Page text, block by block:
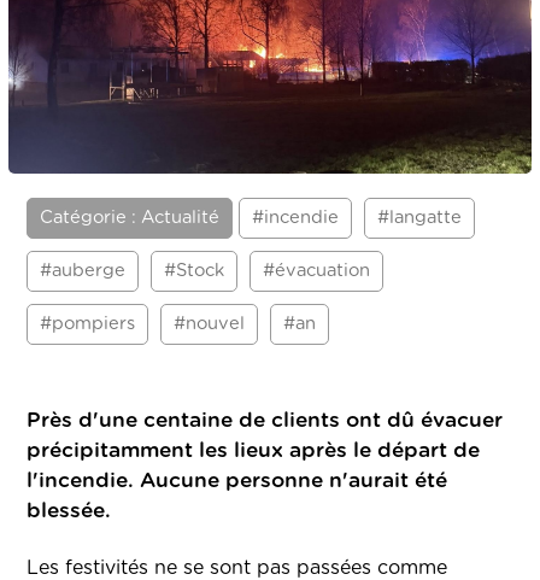
Catégorie : Actualité #incendie #langatte
#auberge #Stock #évacuation
#pompiers #nouvel #an
Près d'une centaine de clients ont dû évacuer
précipitamment les lieux après le départ de
l'incendie. Aucune personne n'aurait été
blessée.
Les festivités ne se sont pas passées comme